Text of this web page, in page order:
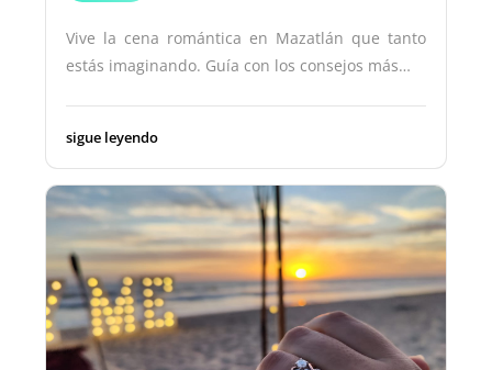
Vive la cena romántica en Mazatlán que tanto
estás imaginando. Guía con los consejos más…
sigue leyendo